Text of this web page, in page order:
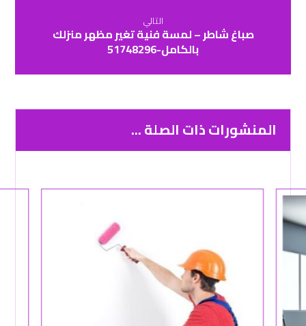
التالي
صباغ شاطر – لمسة فنية تغير مظهر منزلك
بالكامل-51748296
المنشورات ذات الصلة ...